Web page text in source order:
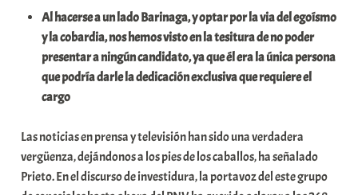
Al hacerse a un lado Barinaga, y optar por la via del egoísmo
y la cobardia, nos hemos visto en la tesitura de no poder
presentar a ningún candidato, ya que él era la única persona
que podría darle la dedicación exclusiva que requiere el
cargo
Las noticias en prensa y televisión han sido una verdadera
vergüenza, dejándonos a los pies de los caballos, ha señalado
Prieto. En el discurso de investidura, la portavoz del este grupo